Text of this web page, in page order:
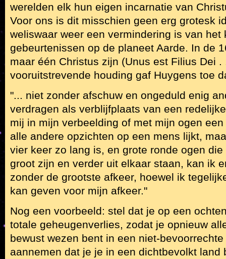
werelden elk hun eigen incarnatie van
Voor ons is dit misschien geen erg grotesk
weliswaar weer een vermindering is van
gebeurtenissen op de planeet Aarde. In de
maar één Christus zijn (Unus est Filius Dei
vooruitstrevende houding gaf Huygens toe
"... niet zonder afschuw en ongeduld enig
verdragen als verblijfplaats van een
mij in mijn verbeelding of met mijn ogen
alle andere opzichten op een mens lijkt,
vier keer zo lang is, en grote ronde ogen
groot zijn en verder uit elkaar staan, kan ik
zonder de grootste afkeer, hoewel ik
kan geven voor mijn afkeer."
Nog een voorbeeld: stel dat je op een
totale geheugenverlies, zodat je opnieuw
bewust wezen bent in een niet-
aannemen dat je je in een dichtbevolkt land